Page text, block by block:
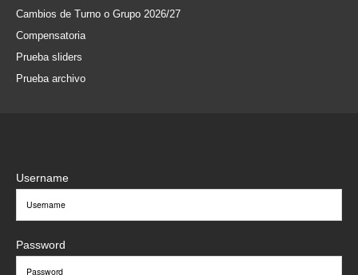
Cambios de Turno o Grupo 2026/27
Compensatoria
Prueba sliders
Prueba archivo
Username
Password